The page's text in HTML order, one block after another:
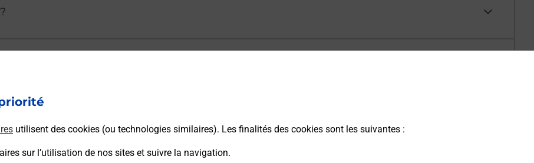
utilisent des cookies (ou technologies similaires). Les finalités des cookies sont les suivantes :
sur l’utilisation de nos sites et suivre la navigation.
?
au quotidien ?